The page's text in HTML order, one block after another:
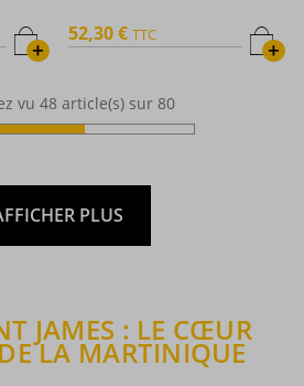
+ +
52,30 € TTC
vu 48 article(s) sur 80
PLUS
JAMES : LE CŒUR
LA MARTINIQUE